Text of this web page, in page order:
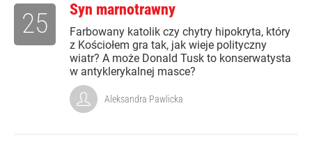
Syn marnotrawny
Farbowany katolik czy chytry hipokryta, który
z Kościołem gra tak, jak wieje polityczny
wiatr? A może Donald Tusk to konserwatysta
w antyklerykalnej masce?
25
Aleksandra Pawlicka